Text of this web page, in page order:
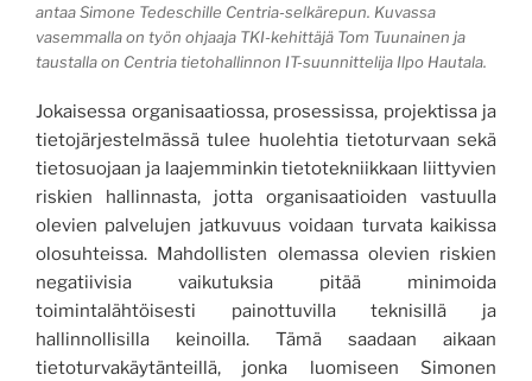
antaa Simone Tedeschille Centria-selkärepun. Kuvassa
vasemmalla on työn ohjaaja TKI-kehittäjä Tom Tuunainen ja
taustalla on Centria tietohallinnon IT-suunnittelija Ilpo Hautala.
Jokaisessa organisaatiossa, prosessissa, projektissa ja
tietojärjestelmässä tulee huolehtia tietoturvaan sekä
tietosuojaan ja laajemminkin tietotekniikkaan liittyvien
riskien hallinnasta, jotta organisaatioiden vastuulla
olevien palvelujen jatkuvuus voidaan turvata kaikissa
olosuhteissa. Mahdollisten olemassa olevien riskien
negatiivisia vaikutuksia pitää minimoida
toimintalähtöisesti painottuvilla teknisillä ja
hallinnollisilla keinoilla. Tämä saadaan aikaan
tietoturvakäytänteillä, jonka luomiseen Simonen